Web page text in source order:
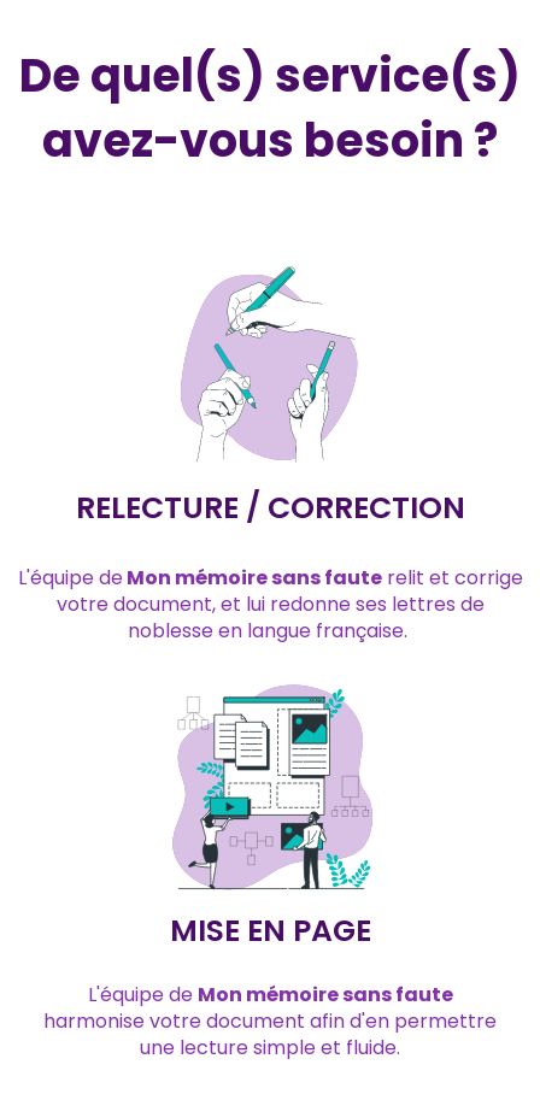
De quel(s) service(s)
avez-vous besoin ?
RELECTURE / CORRECTION
L'équipe deMon mémoire sans fauterelit et corrige
votre document, et lui redonne ses lettres de
noblesse en langue française.
MISE EN PAGE
L'équipe de Mon mémoire sans faute
harmonise votre document afin d'en permettre
une lecture simple et fluide.